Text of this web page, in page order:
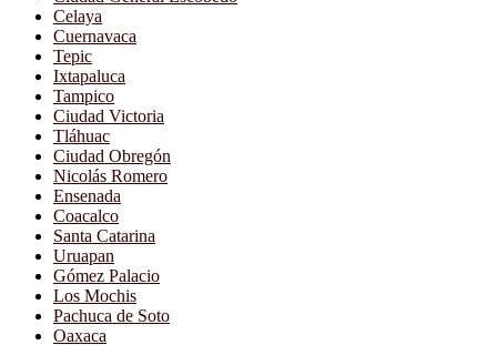
Celaya
Cuernavaca
Tepic
Ixtapaluca
Tampico
Ciudad Victoria
Tláhuac
Ciudad Obregón
Nicolás Romero
Ensenada
Coacalco
Santa Catarina
Uruapan
Gómez Palacio
Los Mochis
Pachuca de Soto
Oaxaca